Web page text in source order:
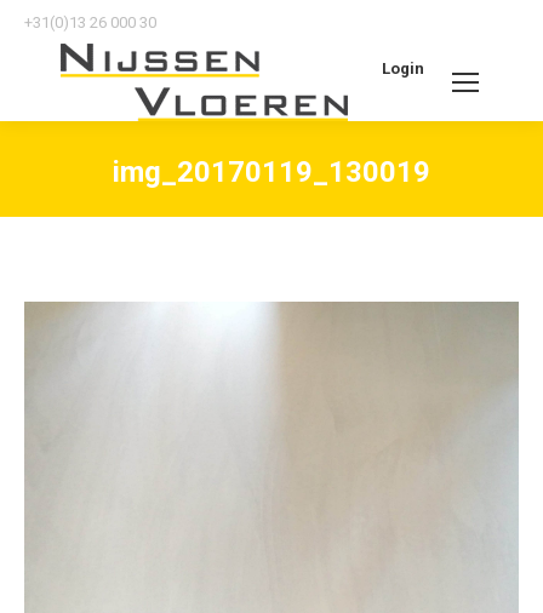
+31(0)13 26 000 30
Login
Search:
img_20170119_130019